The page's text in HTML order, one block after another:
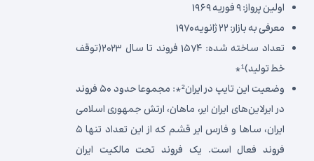
اولین پرواز: ۹ فوریه ۱۹۶۹
معرفی به بازار: ۲۲ ژانویه ۱۹۷۰
تعداد ساخته شده: ۱۵۷۴ فروند تا سال ۲۰۲۳(توقف
خط تولید)¹*
وضعیت این تایپ در ایران²*: مجموعا حدود ۵۰ فروند
در ایرلاین‌های ایران ایر، ماهان، ارتش جمهوری اسلامی
ایران، ساها و فارس ایر قشم که از این تعداد تنها ۵
فروند فعال است. یک فروند تحت مالکیت ایران